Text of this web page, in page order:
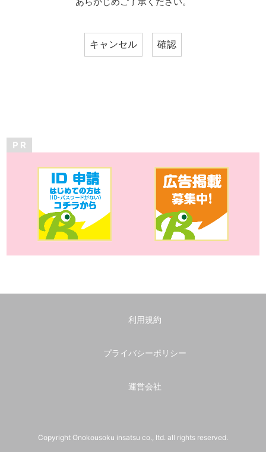
P R
利用規約
プライバシーポリシー
運営会社
Copyright Onokousoku insatsu co., ltd. all rights reserved.